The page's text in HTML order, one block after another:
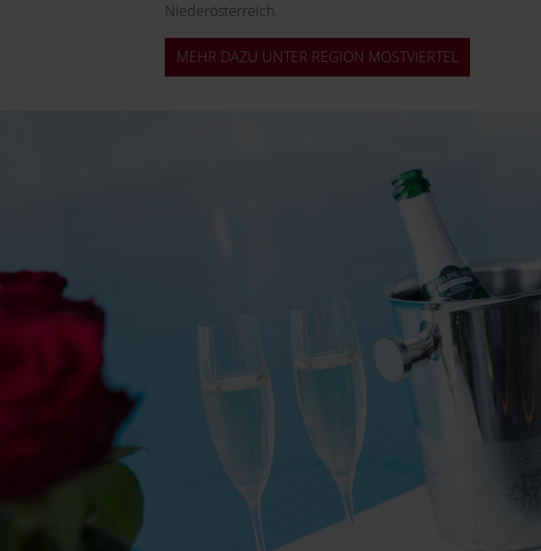
Niederösterreich.
MEHR DAZU UNTER REGION MOSTVIERTEL